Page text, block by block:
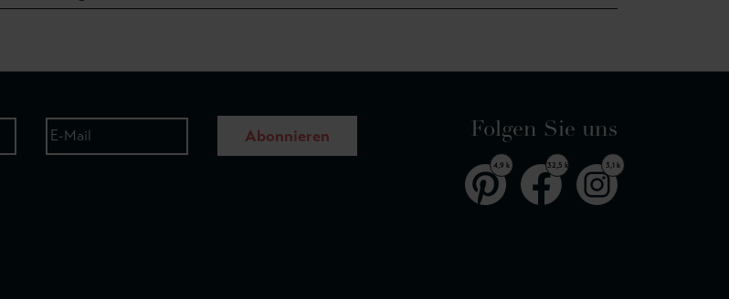
Abonnieren Folgen Sie uns
4,9 k 32,5 k 3,1 k